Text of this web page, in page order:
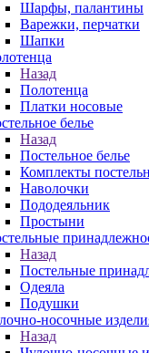
Шарфы, палантины
Варежки, перчатки
Шапки
Назад
Полотенца
Платки носовые
белье
Назад
Постельное белье
Комплекты
Наволочки
Пододеяльник
Простыни
Назад
Постельные
Одеяла
Подушки
носочные
Назад